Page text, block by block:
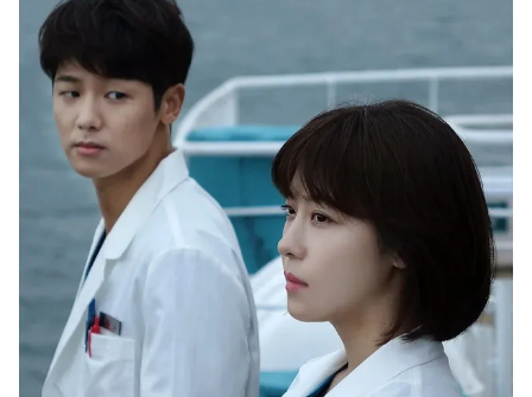
® Cấm sao chép dưới mọi hình thức nếu không có sự chấp
thuận bằng văn bản. Ghi rõ nguồn VTV.vn khi phát hành lại
thông tin từ website này.